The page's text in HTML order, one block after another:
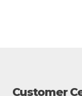
Customer